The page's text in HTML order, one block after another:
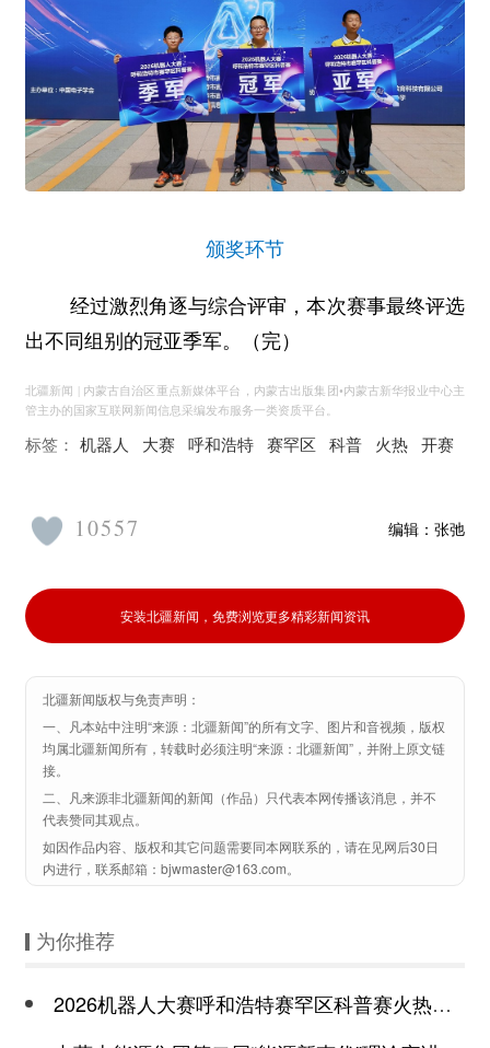
颁奖环节
经过激烈角逐与综合评审，本次赛事最终评选
出不同组别的冠亚季军。（完）
北疆新闻 | 内蒙古自治区重点新媒体平台，内蒙古出版集团•内蒙古新华报业中心主
管主办的国家互联网新闻信息采编发布服务一类资质平台。
标签： 机器人 大赛 呼和浩特 赛罕区 科普 火热 开赛
编辑： 张弛
10557
安装北疆新闻，免费浏览更多精彩新闻资讯
北疆新闻版权与免责声明：
一、凡本站中注明“来源：北疆新闻”的所有文字、图片和音视频，版权
均属北疆新闻所有，转载时必须注明“来源：北疆新闻”，并附上原文链
接。
二、凡来源非北疆新闻的新闻（作品）只代表本网传播该消息，并不
代表赞同其观点。
如因作品内容、版权和其它问题需要同本网联系的，请在见网后30日
内进行，联系邮箱：bjwmaster@163.com。
为你推荐
2026机器人大赛呼和浩特赛罕区科普赛火热开赛